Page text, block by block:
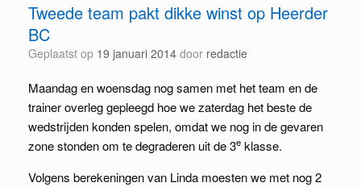
Tweede team pakt dikke winst op Heerder
BC
Geplaatst op 19 januari 2014 door redactie
Maandag en woensdag nog samen met het team en de
trainer overleg gepleegd hoe we zaterdag het beste de
wedstrijden konden spelen, omdat we nog in de gevaren
zone stonden om te degraderen uit de 3e klasse.
Volgens berekeningen van Linda moesten we met nog 2